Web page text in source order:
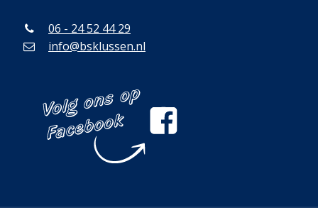
06 - 24 52 44 29
info@bsklussen.nl